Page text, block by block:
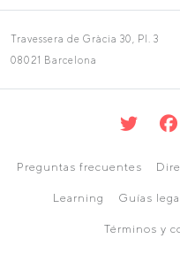
Travessera de Gràcia 30, Pl. 3
08021 Barcelona
Preguntas frecuentes
Learning Guías
Términos y